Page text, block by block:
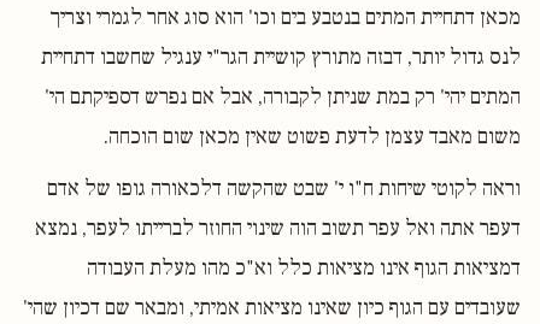
מכאן דתחיית המתים בנטבע בים וכו' הוא סוג אחר לגמרי וצריך
לנס גדול יותר, דבזה מתורץ קושיית הגר"י ענגיל שחשבו דתחיית
המתים יהי' רק במת שניתן לקבורה, אבל אם נפרש דספיקתם הי'
משום מאבד עצמן לדעת פשוט שאין מכאן שום הוכחה.
וראה לקוטי שיחות ח"ו י' שבט שהקשה דלכאורה גופו של אדם
דעפר אתה ואל עפר תשוב הוה שינוי החוזר לברייתו לעפר, נמצא
דמציאות הגוף אינו מציאות כלל וא"כ מהו מעלת העבודה
שעובדים עם הגוף כיון שאינו מציאות אמיתי, ומבאר שם דכיון שהי'